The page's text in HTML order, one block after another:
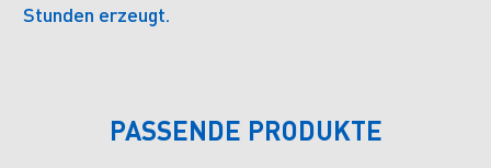
Stunden erzeugt.
PASSENDE PRODUKTE